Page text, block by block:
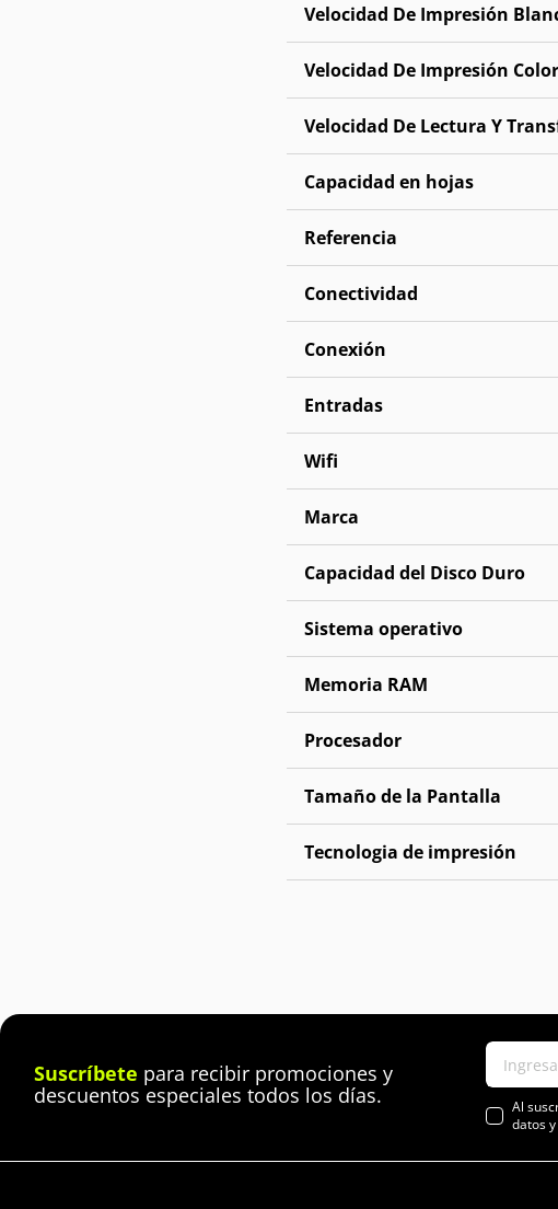
Velocidad De Impresión
Velocidad De Impresión Color
Velocidad De Lectura Y
Capacidad en hojas
Referencia
Conectividad
Conexión
Entradas
Wifi
Marca
Capacidad del Disco Duro
Sistema operativo
Memoria RAM
Procesador
Tamaño de la Pantalla
Tecnologia de impresión
Suscríbete para recibir promociones y
descuentos especiales todos los días.
Al
datos